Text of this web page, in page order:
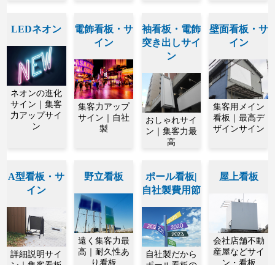
LEDネオン
ネオンの進化
サイン｜集客
力アップサイ
ン
電飾看板・サ
イン
集客力アップ
サイン｜自社
製
袖看板・電飾
突き出しサイ
ン
おしゃれサイ
ン｜集客力最
高
壁面看板・サ
イン
集客用メイン
看板｜最高デ
ザインサイン
A型看板・サ
イン
詳細説明サイ
野立看板
遠く集客力最
高｜耐久性あ
り看板
ポール看板|
自社製費用節
自社製だから
屋上看板
会社店舗不動
産屋などサイ
ン・看板